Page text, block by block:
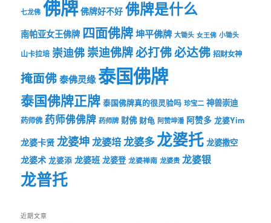
七龙佛 佛牌 佛牌好不好 佛牌是什么
南帕亚女王佛牌 四面佛牌坤平佛牌 大锄头 女王佛 小锄头
山卡拉培 崇迪佛崇迪佛牌必打佛必达佛 招财女神
掩面佛泰佛灵缘泰国佛牌
泰国佛牌正牌 泰国佛牌真的很灵验吗 珍宝二 神兽崇迪
药师佛 药师佛佛牌 药师牌 财佛 财龟 阿赞坤潘 阿赞多 龙婆Yim
龙婆卡贤 龙婆坤龙婆培龙婆多龙婆托 龙婆撒空
龙婆术 龙婆添 龙婆班 龙婆登 龙婆禅南 龙婆贵 龙婆银
龙普托
近期文章